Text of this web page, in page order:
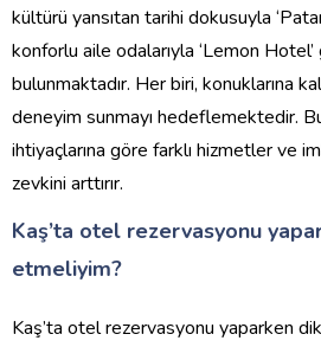
kültürü yansıtan tarihi dokusuyla
konforlu aile odalarıyla ‘Lemon
bulunmaktadır. Her biri, konuklarına
deneyim sunmayı hedeflemektedir.
ihtiyaçlarına göre farklı hizmetler ve
zevkini arttırır.
Kaş’ta otel rezervasyonu
etmeliyim?
Kaş’ta otel rezervasyonu yaparken